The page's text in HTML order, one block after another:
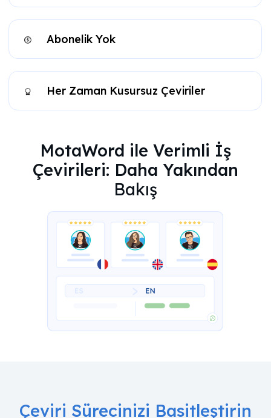
Abonelik Yok
Her Zaman Kusursuz Çeviriler
MotaWord ile Verimli İş
Çevirileri: Daha Yakından
Bakış
Çeviri Sürecinizi Basitleştirin